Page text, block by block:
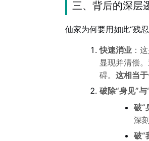
三、背后的深层
仙家为何要用如此“残
快速消业 ：
显现并清偿
碍。 这相当于
破除“身见”与
破“
深
破“